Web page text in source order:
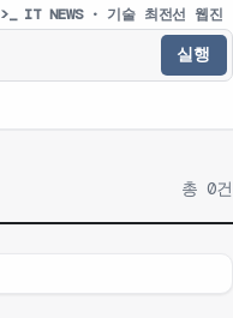
>_ IT NEWS · 기술 최전선 웹진
실행
총 0건